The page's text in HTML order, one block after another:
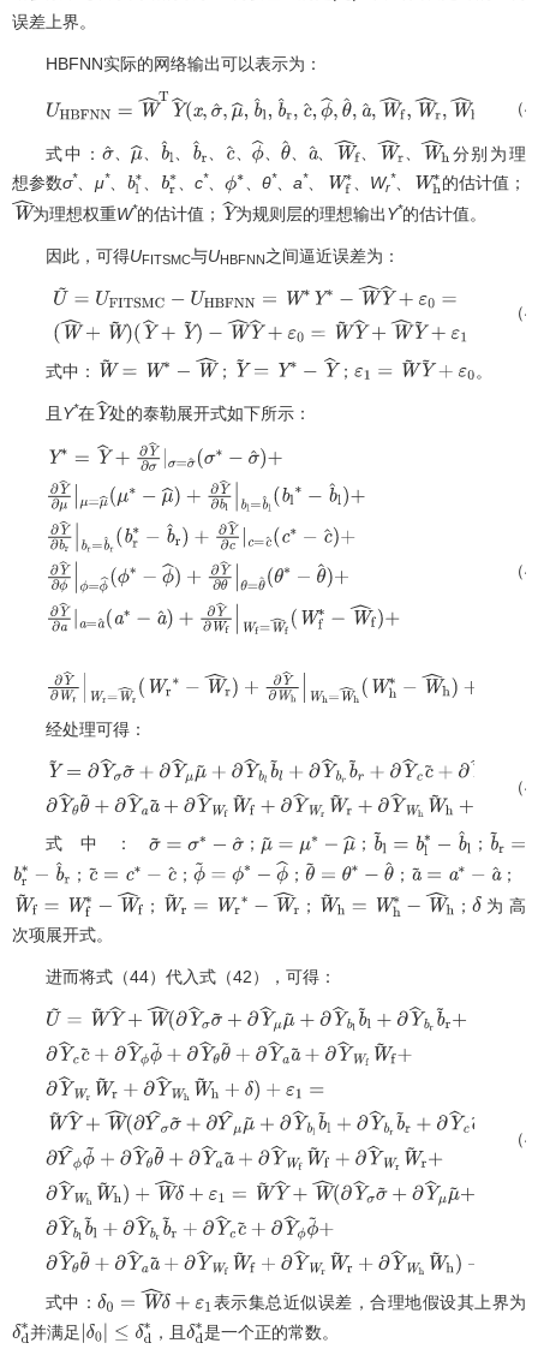
误差上界。
HBFNN实际的网络输出可以表示为：
UHB FN N= ^ TY^(x σ^ ,μ^ b^l ,b^r,c ^,ϕ^, θ^,a^ ,W^ W^ h)
（
式中： 、 、 、 、 、 、 、 、 、 、
σ^ 、μ ^、 ^l、b^ 、 ^、 ϕ^、 θ^、 ^、
W
f、 W^r、W^ h
分别为理
想参数σ*、 μ*、 bl∗
、 b r∗
、 c*、 ϕ∗
、θ*、a*、 Wf∗
、 Wr
*、 Wh∗
的估计值；
W^
为理想权重W*的估计值； Y^
为规则层的理想输出Y*的估计值。
因此，可得UFITSMC与UHBFNN之间逼近误差为：
U UF SM UHBF Y∗− ^Y^+ε
+W Y =
（
式中： W ~= W∗ −W ^
； Y ~= Y∗ −Y ^
； ε 1=W~Y~+ε0。
且 Y*在 Y^
处的泰勒展开式如下所示：
σ
μ= μ ∗− +∂Y ^ b ^l(b −b^l )+
θ=θ |a=a ^ (a∗−a
（
经处理可得：
Y Y^σ ^μ + b~l Y^ +∂ c +∂
（
式中： σ~ σ∗− σ ^
； μ~ μ∗− μ； b ~l =bl ∗− b ^l
； b
b r∗ − b^ r
； c~ =c∗− c ^
； ϕ~ ϕ∗− ϕ ^
； θ~ =θ∗−θ ^
； a~ =a∗− a
；
W
f=Wf∗ −W ^； W ~r=W r∗ −W^ r； W h=Wh ∗−W ^ h
； δ
为高
次项展开式。
进而将式（44）代入式（42），可得：
U~ ~Y + ∂Y ∂Y ~ lb ∂Y c~
（
式中： δ 0=W^δ +ε1表示集总近似误差，合理地假设其上界为
δd∗
并满足 |δ0|
，且 δd∗
是一个正的常数。